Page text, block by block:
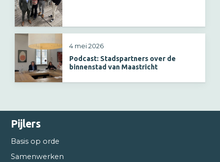
Podcast: Stadspartners over de
binnenstad van Maastricht
4 mei 2026
Pijlers
Basis op orde
Samenwerken